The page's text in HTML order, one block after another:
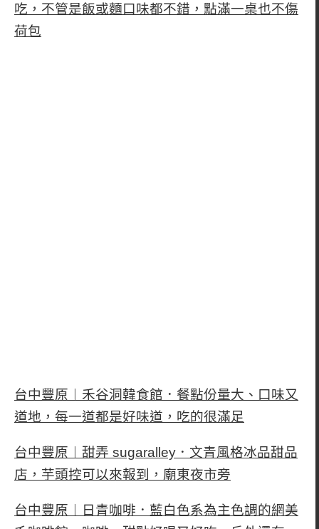
吃，不管是飯或麵口味都不錯，點滿一桌也不傷
荷包
台中豐原︱禾谷洞韓食館．餐點份量大、口味又
道地，每一道都是好味道，吃的很滿足
台中豐原︱甜弄 sugaralley．文青風格冰品甜品
店，芋頭控可以來報到，廟東夜市旁
台中豐原︱日青咖啡．藍白色系為主色調的網美